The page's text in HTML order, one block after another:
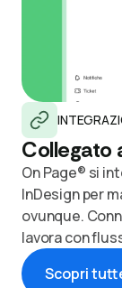
Collegato
On Page® si
InDesign per
ovunque.
lavora con
Scopri